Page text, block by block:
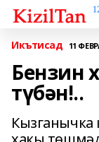
Икътисад 11
Бензин
түбән!..
Кызганычка